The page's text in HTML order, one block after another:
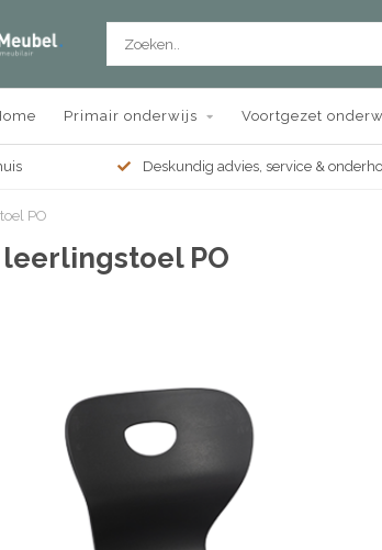
Primair onderwijs Voortgezet
Deskundig advies, service &
PO
PO